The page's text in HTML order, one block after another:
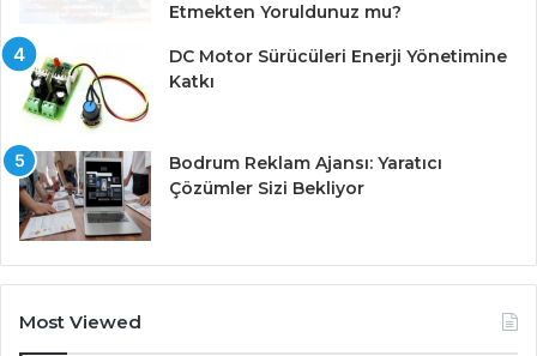
Etmekten Yoruldunuz mu?
DC Motor Sürücüleri Enerji Yönetimine
Katkı
Bodrum Reklam Ajansı: Yaratıcı
Çözümler Sizi Bekliyor
Most Viewed